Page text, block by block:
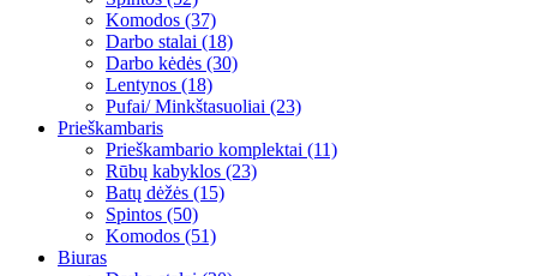
Komodos (37)
Darbo stalai (18)
Darbo kėdės (30)
Lentynos (18)
Pufai/ Minkštasuoliai (23)
Prieškambaris
Prieškambario komplektai (11)
Rūbų kabyklos (23)
Batų dėžės (15)
Spintos (50)
Komodos (51)
Biuras